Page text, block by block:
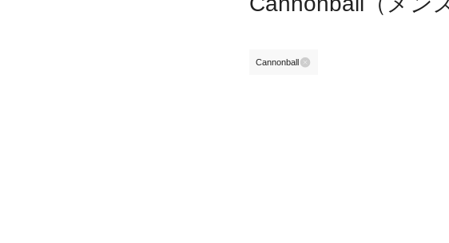
Cannonball